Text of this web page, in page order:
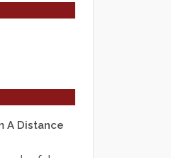
A Distance